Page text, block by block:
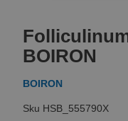
the
beginning
of
the
gallery
BOIRON
BOIRON
HSB_555790X